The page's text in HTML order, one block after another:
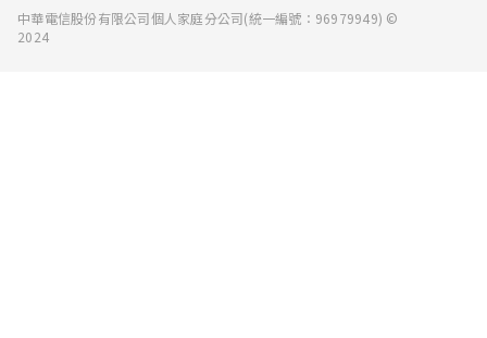
中華電信股份有限公司個人家庭分公司(統一編號：96979949) ©
2024